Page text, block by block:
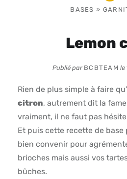
BASES »
Lemon
Publié par BCBTEAM le
Rien de plus simple à faire
citron, autrement dit la
vraiment, il ne faut pas
Et puis cette recette de base
bien convenir pour
brioches mais aussi vos
bûches.